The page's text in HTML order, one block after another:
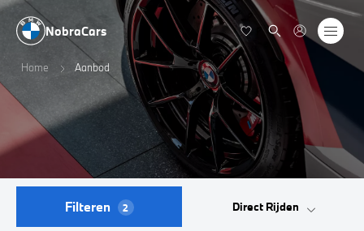
NobraCars
Home Aanbod
Filteren 2 Direct Rijden